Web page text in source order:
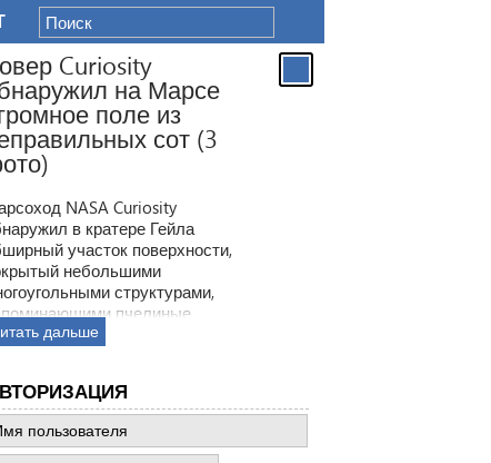
Curiosity
на Марсе
поле из
сот (3
NASA Curiosity
в кратере Гейла
участок поверхности,
небольшими
структурами,
пчелиные
Ранее ровер находил
все предыдущее такие
дальше